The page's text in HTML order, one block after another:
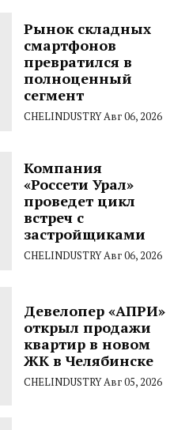
Рынок складных
смартфонов
превратился в
полноценный
сегмент
CHELINDUSTRYАвг 06, 2026
Компания
«Россети Урал»
проведет цикл
встреч с
застройщиками
CHELINDUSTRYАвг 06, 2026
Девелопер «АПРИ»
открыл продажи
квартир в новом
ЖК в Челябинске
CHELINDUSTRYАвг 05, 2026